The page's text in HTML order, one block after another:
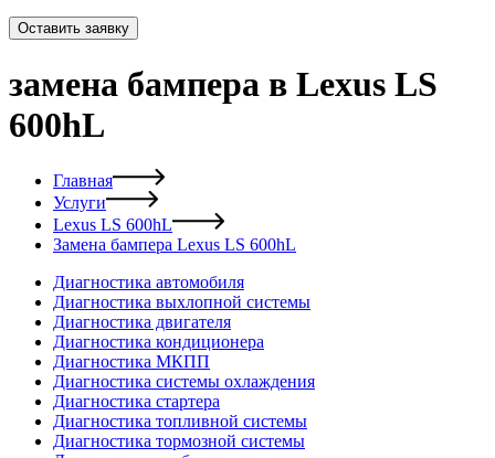
Оставить заявку
замена бампера в Lexus LS
600hL
Главная
Услуги
Lexus LS 600hL
Замена бампера Lexus LS 600hL
Диагностика автомобиля
Диагностика выхлопной системы
Диагностика двигателя
Диагностика кондиционера
Диагностика МКПП
Диагностика системы охлаждения
Диагностика стартера
Диагностика топливной системы
Диагностика тормозной системы